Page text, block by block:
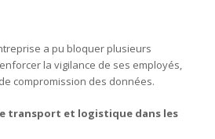
a pu bloquer plusieurs
la vigilance de ses employés,
compromission des données.
transport et logistique dans les